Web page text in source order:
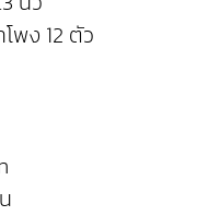
พง 12 ตัว